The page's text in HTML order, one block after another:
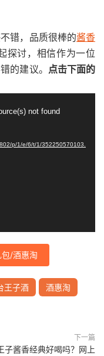
错，品质很棒的酱香
探讨，相信作为一位
的建议。 点击下面的
not found
p/1/e/6/t/1/352250570103.
/酒惠淘
王子酒 酒惠淘
下一篇
子酱香经典好喝吗？网上